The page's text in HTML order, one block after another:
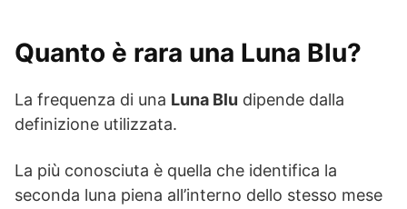
Quanto è rara una Luna Blu?
La frequenza di una Luna Blu dipende dalla
definizione utilizzata.
La più conosciuta è quella che identifica la
seconda luna piena all’interno dello stesso mese